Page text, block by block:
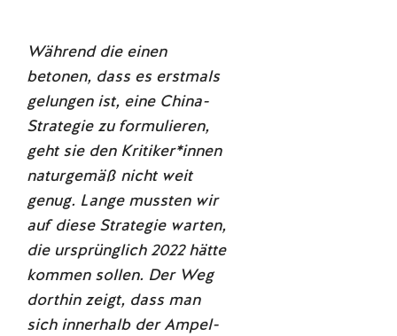
Während die einen
betonen, dass es erstmals
gelungen ist, eine China-
Strategie zu formulieren,
geht sie den Kritiker*innen
naturgemäß nicht weit
genug. Lange mussten wir
auf diese Strategie warten,
die ursprünglich 2022 hätte
kommen sollen. Der Weg
dorthin zeigt, dass man
sich innerhalb der Ampel-